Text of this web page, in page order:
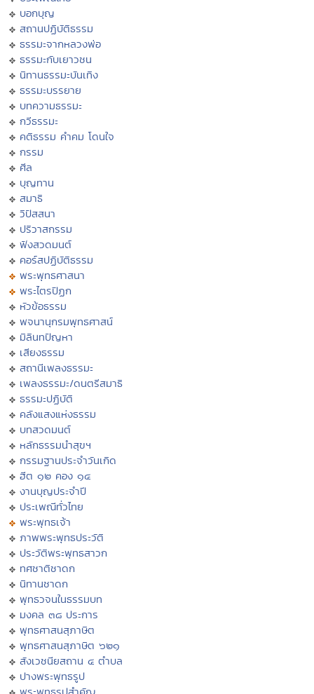
บอกบุญ
สถานปฏิบัติธรรม
ธรรมะจากหลวงพ่อ
ธรรมะกับเยาวชน
นิทานธรรมะบันเทิง
ธรรมะบรรยาย
บทความธรรมะ
กวีธรรมะ
คติธรรม คำคม โดนใจ
กรรม
ศีล
บุญทาน
สมาธิ
วิปัสสนา
ปริวาสกรรม
ฟังสวดมนต์
คอร์สปฏิบัติธรรม
พระพุทธศาสนา
พระไตรปิฏก
หัวข้อธรรม
พจนานุกรมพุทธศาสน์
มิลินทปัญหา
เสียงธรรม
สถานีเพลงธรรมะ
เพลงธรรมะ/ดนตรีสมาธิ
ธรรมะปฏิบัติ
คลังแสงแห่งธรรม
บทสวดมนต์
หลักธรรมนำสุขฯ
กรรมฐานประจำวันเกิด
ฮีต ๑๒ คอง ๑๔
งานบุญประจำปี
ประเพณีทั่วไทย
พระพุทธเจ้า
ภาพพระพุทธประวัติ
ประวัติพระพุทธสาวก
ทศชาติชาดก
นิทานชาดก
พุทธวจนในธรรมบท
มงคล ๓๘ ประการ
พุทธศาสนสุภาษิต
พุทธศาสนสุภาษิต ๖๒๑
สังเวชนียสถาน ๔ ตำบล
ปางพระพุทธรูป